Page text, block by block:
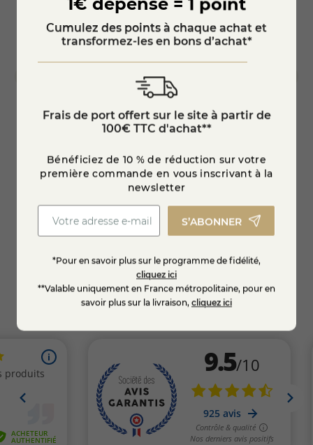
Plateau raclette "Qui a vu l'ours"
1€ dépensé = 1 point
Cumulez des points à chaque achat et
transformez-les en bons d’achat*
Frais de port offert sur le site à partir de
100€ TTC d'achat**
Bénéficiez de 10 % de réduction sur votre
première commande en vous inscrivant à la
newsletter
S’ABONNER
*Pour en savoir plus sur le programme de fidélité,
cliquez ici
**Valable uniquement en France métropolitaine, pour en
savoir plus sur la livraison, cliquez ici